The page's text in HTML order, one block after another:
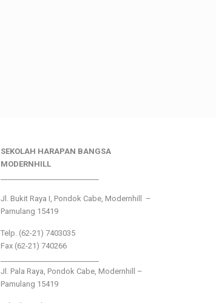
SEKOLAH HARAPAN BANGSA
MODERNHILL
Jl. Bukit Raya I, Pondok Cabe, Modernhill –
Pamulang 15419
Telp. (62-21) 7403035
Fax (62-21) 740266
Jl. Pala Raya, Pondok Cabe, Modernhill –
Pamulang 15419